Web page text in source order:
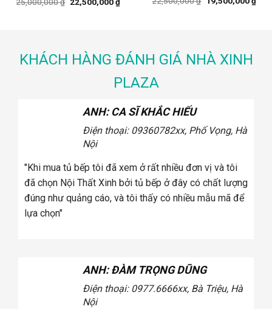
price
price
price
KHÁCH HÀNG ĐÁNH GIÁ NHÀ XINH
PLAZA
ANH: CA SĨ KHẮC HIẾU
Điện thoại: 09360782xx, Phố Vọng, Hà
Nội
"Khi mua tủ bếp tôi đã xem ở rất nhiều đơn vị và tôi
đã chọn Nội Thất Xinh bởi tủ bếp ở đây có chất lượng
đúng như quảng cáo, và tôi thấy có nhiều mẫu mã để
lựa chọn"
ANH: ĐÀM TRỌNG DŨNG
Điện thoại: 0977.6666xx, Bà Triệu, Hà
Nội